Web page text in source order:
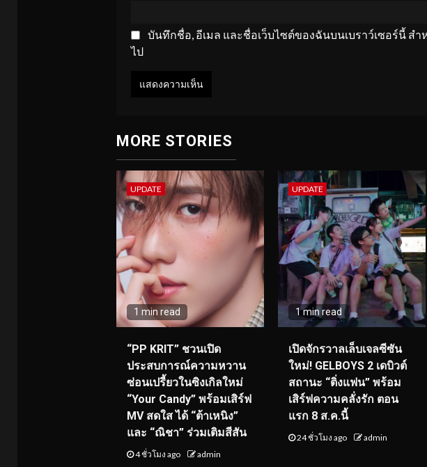
บันทึกชื่อ, อีเมล และชื่อเว็บไซต์ของฉันบนเบราว์เซอร์นี้ ส
ไป
MORE STORIES
UPDATE
1 min read
“PP KRIT” ชวนเปิด
ประสบการณ์ความหวาน
ซ่อนเปรี้ยวในซิงเกิลใหม่
“Your Candy” พร้อมเสิร์ฟ
MV สดใส ได้ “ต้าเหนิง”
และ “ณิชา” ร่วมเติมสีสัน
4 ชั่วโมง ago admin
UPDATE
1 min read
เปิดจักรวาลเล็บเจลซีซัน
ใหม่! GELBOYS 2 เดบิวต์
สถานะ “ติ่งแฟน” พร้อม
เสิร์ฟความคลั่งรัก ตอน
แรก 8 ส.ค.นี้
24 ชั่วโมง ago admin